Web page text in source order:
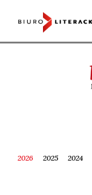
2026
2025 2024